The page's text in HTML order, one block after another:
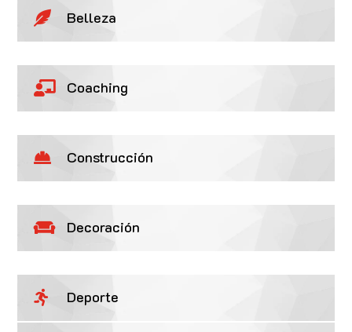
 Belleza
 Coaching
 Construcción
 Decoración
 Deporte